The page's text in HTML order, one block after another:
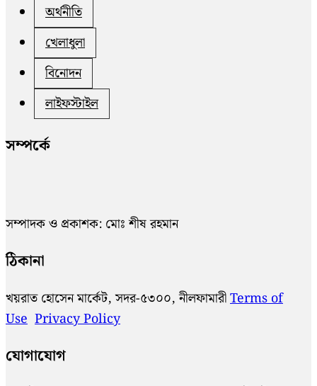
অর্থনীতি
খেলাধুলা
বিনোদন
লাইফস্টাইল
সম্পর্কে
সম্পাদক ও প্রকাশক: মোঃ শীষ রহমান
ঠিকানা
খয়রাত হোসেন মার্কেট, সদর-৫৩০০, নীলফামারীTerms of
Use Privacy Policy
যোগাযোগ